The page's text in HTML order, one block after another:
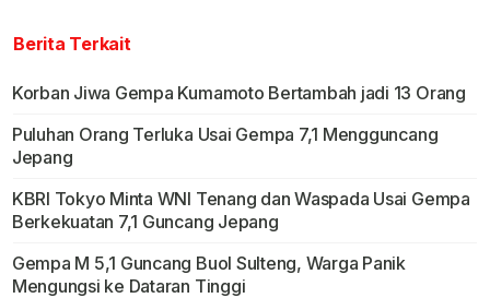
Berita Terkait
Korban Jiwa Gempa Kumamoto Bertambah jadi 13 Orang
Puluhan Orang Terluka Usai Gempa 7,1 Mengguncang
Jepang
KBRI Tokyo Minta WNI Tenang dan Waspada Usai Gempa
Berkekuatan 7,1 Guncang Jepang
Gempa M 5,1 Guncang Buol Sulteng, Warga Panik
Mengungsi ke Dataran Tinggi